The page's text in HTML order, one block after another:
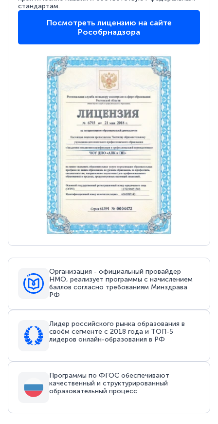
стандартам.
Посмотреть лицензию на сайте
Рособрнадзора
Организация - официальный провайдер
НМО, реализует программы с начислением
баллов согласно требованиям Минздрава
РФ
Лидер российского рынка образования в
своём сегменте с 2018 года и ТОП-5
лидеров онлайн-образования в РФ
Программы по ФГОС обеспечивают
качественный и структурированный
образовательный процесс